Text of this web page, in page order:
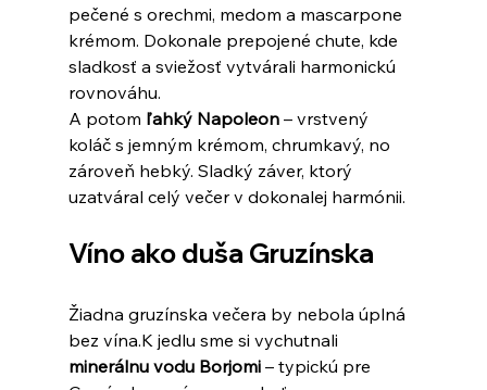
pečené s orechmi, medom a mascarpone
krémom. Dokonale prepojené chute, kde
sladkosť a sviežosť vytvárali harmonickú
rovnováhu.
A potom ľahký Napoleon – vrstvený
koláč s jemným krémom, chrumkavý, no
zároveň hebký. Sladký záver, ktorý
uzatváral celý večer v dokonalej harmónii.
Víno ako duša Gruzínska
Žiadna gruzínska večera by nebola úplná
bez vína.K jedlu sme si vychutnali
minerálnu vodu Borjomi – typickú pre